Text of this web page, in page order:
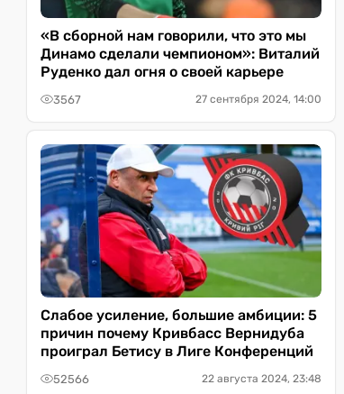
«В сборной нам говорили, что это мы
Динамо сделали чемпионом»: Виталий
Руденко дал огня о своей карьере
3567 27 сентября 2024, 14:00
Слабое усиление, большие амбиции: 5
причин почему Кривбасс Вернидуба
проиграл Бетису в Лиге Конференций
52566 22 августа 2024, 23:48